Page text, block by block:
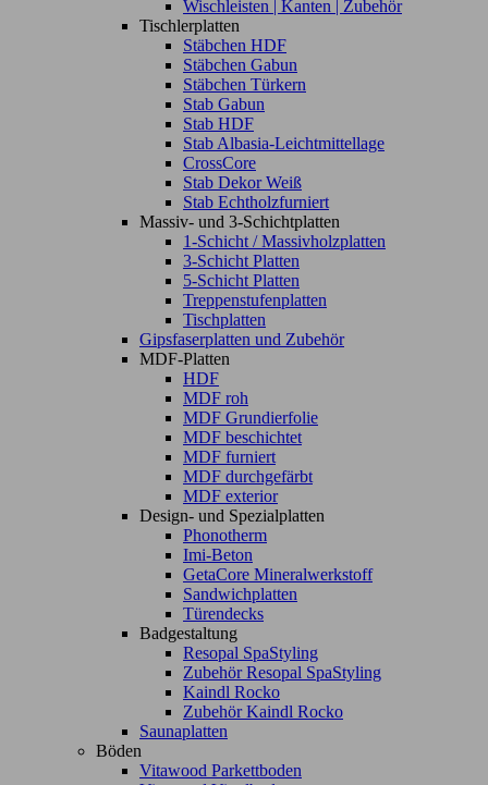
Wischleisten | Kanten | Zubehör
Tischlerplatten
Stäbchen HDF
Stäbchen Gabun
Stäbchen Türkern
Stab Gabun
Stab HDF
Stab Albasia-Leichtmittellage
CrossCore
Stab Dekor Weiß
Stab Echtholzfurniert
Massiv- und 3-Schichtplatten
1-Schicht / Massivholzplatten
3-Schicht Platten
5-Schicht Platten
Treppenstufenplatten
Tischplatten
Gipsfaserplatten und Zubehör
MDF-Platten
HDF
MDF roh
MDF Grundierfolie
MDF beschichtet
MDF furniert
MDF durchgefärbt
MDF exterior
Design- und Spezialplatten
Phonotherm
Imi-Beton
GetaCore Mineralwerkstoff
Sandwichplatten
Türendecks
Badgestaltung
Resopal SpaStyling
Zubehör Resopal SpaStyling
Kaindl Rocko
Zubehör Kaindl Rocko
Saunaplatten
Böden
Vitawood Parkettboden